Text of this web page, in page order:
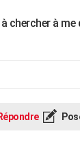
chercher à
Répondre